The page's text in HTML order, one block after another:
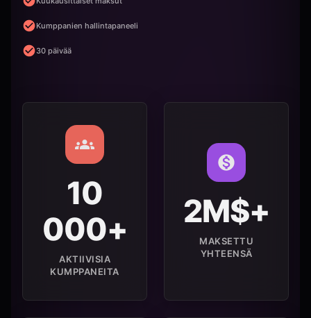
Kumppanien hallintapaneeli
30 päivää
10
000+
AKTIIVISIA
KUMPPANEITA
2M$+
MAKSETTU
YHTEENSÄ